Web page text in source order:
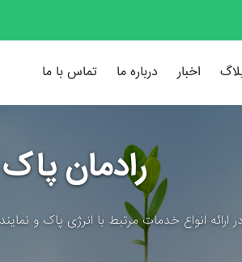
اخبار درباره ما تماس با ما
رادمان
ارائه انواع خدمات مرتبط با انرژی پاک و